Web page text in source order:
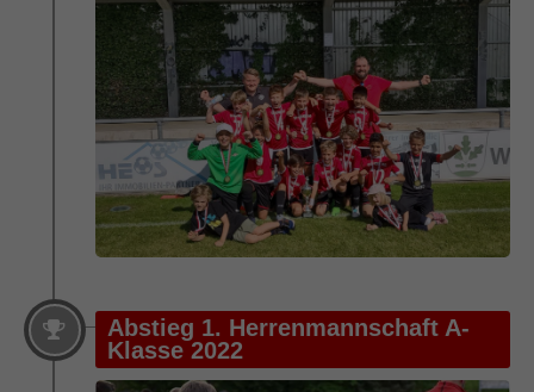
Abstieg 1. Herrenmannschaft A-
Klasse 2022